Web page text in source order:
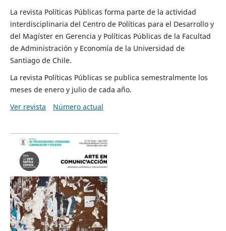
La revista Políticas Públicas forma parte de la actividad
interdisciplinaria del Centro de Políticas para el Desarrollo y
del Magíster en Gerencia y Políticas Públicas de la Facultad
de Administración y Economía de la Universidad de
Santiago de Chile.
La revista Políticas Públicas se publica semestralmente los
meses de enero y julio de cada año.
Ver revista
Número actual